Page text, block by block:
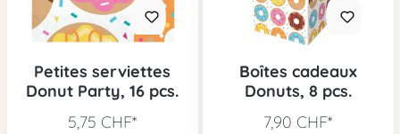
Petites serviettes
Donut Party, 16 pcs.
5,75 CHF*
Boîtes cadeaux
Donuts, 8 pcs.
7,90 CHF*